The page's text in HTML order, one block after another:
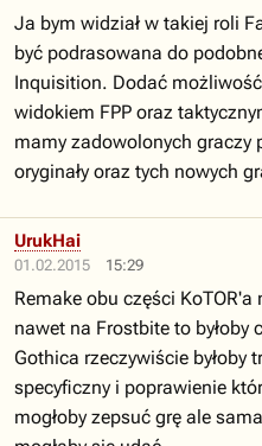
Ja bym widział w takiej roli
być podrasowana do
Inquisition. Dodać
widokiem FPP oraz
mamy zadowolonych graczy
oryginały oraz tych nowych
01.02.2015 15:29
UrukHai
Remake obu części
nawet na Frostbite to byłoby
Gothica rzeczywiście byłoby
specyficzny i poprawienie
mogłoby zepsuć grę ale